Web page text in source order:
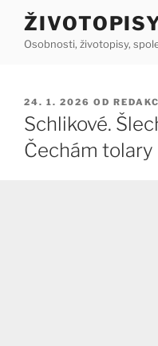
Přejít
obsahuOsobnosti, životopisy,
PUBLIKOVÁNO
24. 1. 2026 OD
Schlikové.
Čechám tolary